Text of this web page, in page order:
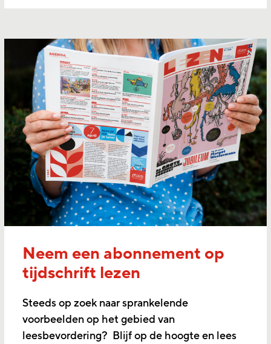
Neem een abonnement op
tijdschrift lezen
Steeds op zoek naar sprankelende
voorbeelden op het gebied van
leesbevordering? Blijf op de hoogte en lees